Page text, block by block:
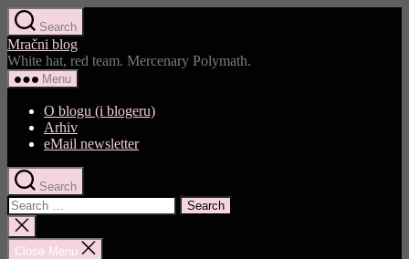
Skip
to
the
content
Search
Mračni blog
White hat, red team. Mercenary Polymath.
Menu
O blogu (i blogeru)
Arhiv
eMail newsletter
Search
Search
for:
Close
search
Close Menu